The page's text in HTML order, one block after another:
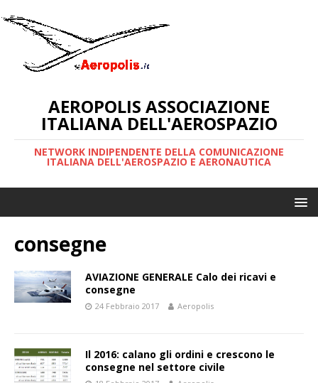
AEROPOLIS ASSOCIAZIONE
ITALIANA DELL'AEROSPAZIO
NETWORK INDIPENDENTE DELLA COMUNICAZIONE
ITALIANA DELL'AEROSPAZIO E AERONAUTICA
consegne
AVIAZIONE GENERALE Calo dei ricavi e
consegne
24 Febbraio 2017 Aeropolis
Il 2016: calano gli ordini e crescono le
consegne nel settore civile